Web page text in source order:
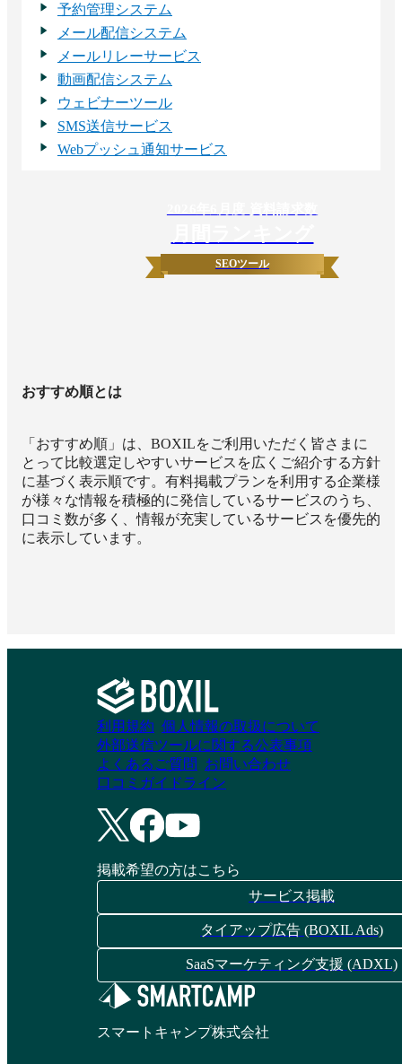
予約管理システム
メール配信システム
メールリレーサービス
動画配信システム
ウェビナーツール
SMS送信サービス
Webプッシュ通知サービス
SEOツール
おすすめ順とは
「おすすめ順」は、BOXILをご利用いただく皆さまに
とって比較選定しやすいサービスを広くご紹介する方針
に基づく表示順です。有料掲載プランを利用する企業様
が様々な情報を積極的に発信しているサービスのうち、
口コミ数が多く、情報が充実しているサービスを優先的
に表示しています。
利用規約 個人情報の取扱について
外部送信ツールに関する公表事項
よくあるご質問
お問い合わせ
口コミガイドライン
掲載希望の方はこちら
サービス掲載
タイアップ広告 (BOXIL Ads)
SaaSマーケティング支援 (ADXL)
スマートキャンプ株式会社